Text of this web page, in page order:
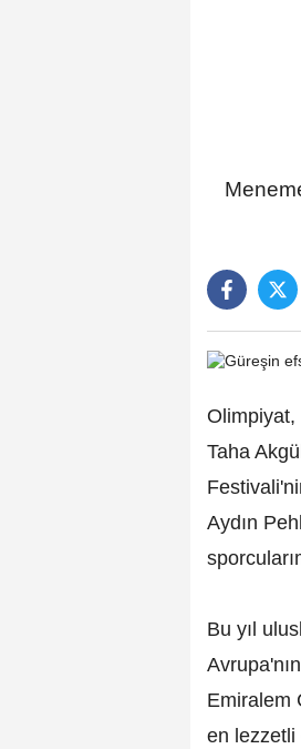
Olimpiyat,
Taha
Aydın
Bu yıl
Emiralem
en lezzetli